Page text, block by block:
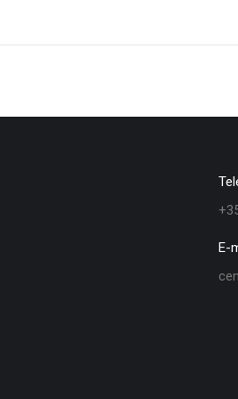
E-